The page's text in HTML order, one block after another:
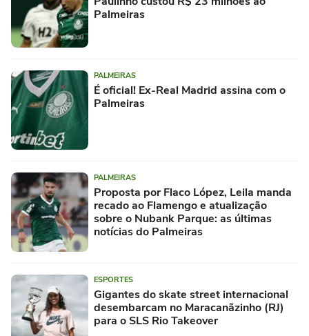
Palmeiras
PALMEIRAS
É oficial! Ex-Real Madrid assina com o
Palmeiras
PALMEIRAS
Proposta por Flaco López, Leila manda
recado ao Flamengo e atualização
sobre o Nubank Parque: as últimas
notícias do Palmeiras
ESPORTES
Gigantes do skate street internacional
desembarcam no Maracanãzinho (RJ)
para o SLS Rio Takeover